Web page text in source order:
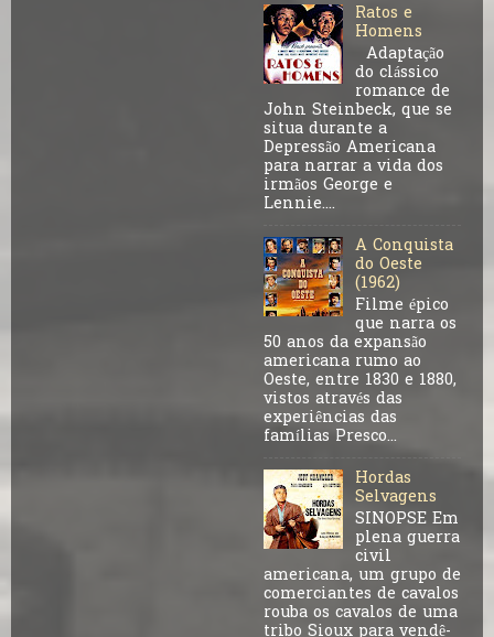
Ratos e
Homens
Adaptação
do clássico
romance de
John Steinbeck, que se
situa durante a
Depressão Americana
para narrar a vida dos
irmãos George e
Lennie....
A Conquista
do Oeste
(1962)
Filme épico
que narra os
50 anos da expansão
americana rumo ao
Oeste, entre 1830 e 1880,
vistos através das
experiências das
famílias Presco...
Hordas
Selvagens
SINOPSE Em
plena guerra
civil
americana, um grupo de
comerciantes de cavalos
rouba os cavalos de uma
tribo Sioux para vendê-